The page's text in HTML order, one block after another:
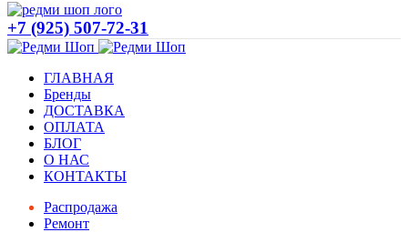
+7 (925) 507-72-31
ГЛАВНАЯ
Бренды
ДОСТАВКА
ОПЛАТА
БЛОГ
О НАС
КОНТАКТЫ
Распродажа
Ремонт